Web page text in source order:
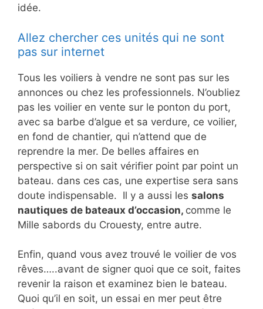
idée.
Allez chercher ces unités qui ne sont
pas sur internet
Tous les voiliers à vendre ne sont pas sur les
annonces ou chez les professionnels. N’oubliez
pas les voilier en vente sur le ponton du port,
avec sa barbe d’algue et sa verdure, ce voilier,
en fond de chantier, qui n’attend que de
reprendre la mer. De belles affaires en
perspective si on sait vérifier point par point un
bateau. dans ces cas, une expertise sera sans
doute indispensable. Il y a aussi les salons
nautiques de bateaux d’occasion, comme le
Mille sabords du Crouesty, entre autre.
Enfin, quand vous avez trouvé le voilier de vos
rêves…..avant de signer quoi que ce soit, faites
revenir la raison et examinez bien le bateau.
Quoi qu’il en soit, un essai en mer peut être